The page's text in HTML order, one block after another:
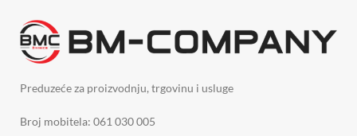
Preduzeće za proizvodnju, trgovinu i usluge
Broj mobitela: 061 030 005